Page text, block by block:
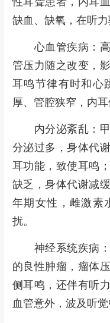
缺血、缺氧，在听力
心血管疾病：高
管压力随之改变，
耳鸣节律有时和心
厚、管腔狭窄，内
内分泌紊乱：甲
分泌过多，身体代
耳功能，致使耳鸣
缺乏，身体代谢减
年期女性，雌激素
扰。
神经系统疾病：
的良性肿瘤，瘤体
侧耳鸣，还伴有听
血管意外，波及听